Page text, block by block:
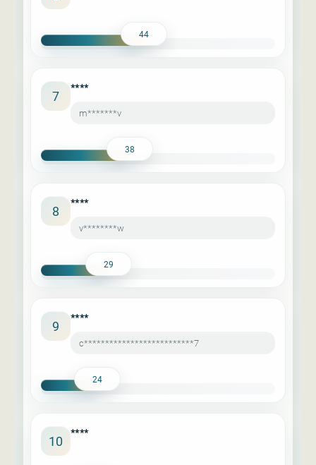
44
7 ****
m*******v
38
8 ****
v********w
29
9 ****
c**************************7
24
10 ****